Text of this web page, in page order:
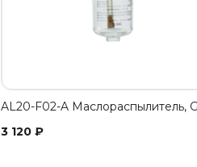
AL20-F02-A Маслораспылитель,
3 120 ₽